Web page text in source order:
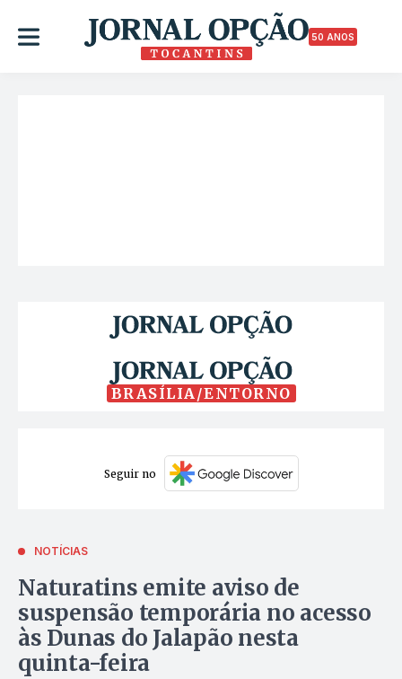
50 ANOS
BRASÍLIA/ENTORNO
Seguir no
NOTÍCIAS
Naturatins emite aviso de
suspensão temporária no acesso
às Dunas do Jalapão nesta
quinta-feira